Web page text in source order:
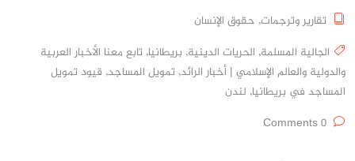
تقارير وترجمات, حقوق الإنسان
الجالية المسلمة, الحريات الدينية, بريطانيا, تابع معنا الأخبار العربية
والدولية والعالم الإسلامي | أخبار الرائد, تمويل المساجد, قيود تمويل
المساجد في بريطانيا, لندن